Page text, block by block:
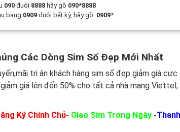
090đuôi 8888 hãy gõ 090*8888
bằng 0909 đuôi bất kỳ, hãy gõ: 0909*
Các Dòng Sim Số Đẹp Mới Nhất
tri ân khách hàng sim số đẹp giảm giá
giảm giá lên đến 50% cho tất cả nhà mạng
Ký Chính Chủ- Giao Sim Trong Ngày -